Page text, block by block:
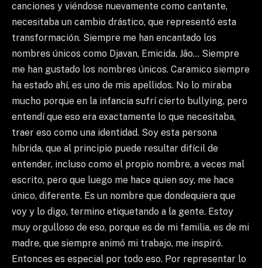
canciones y viéndose nuevamente como cantante,
necesitaba un cambio drástico, que representó esta
transformación. Siempre me han encantado los
nombres únicos como Djavan, Emicida, Jão… Siempre
me han gustado los nombres únicos. Caramico siempre
ha estado ahí, es uno de mis apellidos. No lo miraba
mucho porque en la infancia sufrí cierto bullying, pero
entendí que eso era exactamente lo que necesitaba,
traer eso como una identidad. Soy esta persona
híbrida, que al principio puede resultar difícil de
entender, incluso como el propio nombre, a veces mal
escrito, pero que luego me hace quien soy, me hace
único, diferente. Es un nombre que dondequiera que
voy y lo digo, termino etiquetando a la gente. Estoy
muy orgulloso de eso, porque es de mi familia, es de mi
madre, que siempre animó mi trabajo, me inspiró.
Entonces es especial por todo eso. Por representar lo